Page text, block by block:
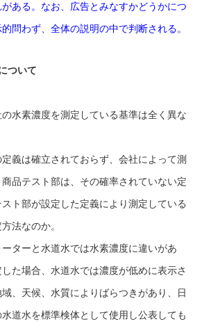
ある。なお、広告とみなすかどうかにつ
問わず、全体の説明の中で判断される。
ついて
の水素濃度を測定している基準は全く異な
定義は確立されておらず、会社によって測
品テスト部は、その確率されていない定
ト部が設定した定義により測定している
法なのか。
ーターと水道水では水素濃度に違いがあ
た場合、水道水では濃度が低めに表示さ
、天候、水質によりばらつきがあり、日
道水を標準検体として使用し公表しても